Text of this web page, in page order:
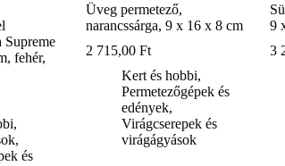
Supreme
fehér,
,
,
és
Üveg permetező,
narancssárga, 9 x 16 x 8 cm
2 715,00Ft
Kert és hobbi,
Permetezőgépek és
edények,
Virágcserepek és
virágágyások
9
3